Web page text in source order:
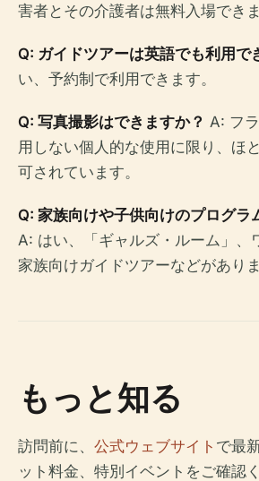
害者とその介護者は無料入場できま
Q: ガイドツアーは英語でも利用で
い、予約制で利用できます。
Q: 写真撮影はできますか？ A: フ
用しない個人的な使用に限り、ほ
可されています。
Q: 家族向けや子供向けのプログラ
A: はい、「ギャルズ・ルーム」、
家族向けガイドツアーなどがありま
もっと知る
訪問前に、 公式ウェブサイト で最
ット料金、特別イベントをご確認